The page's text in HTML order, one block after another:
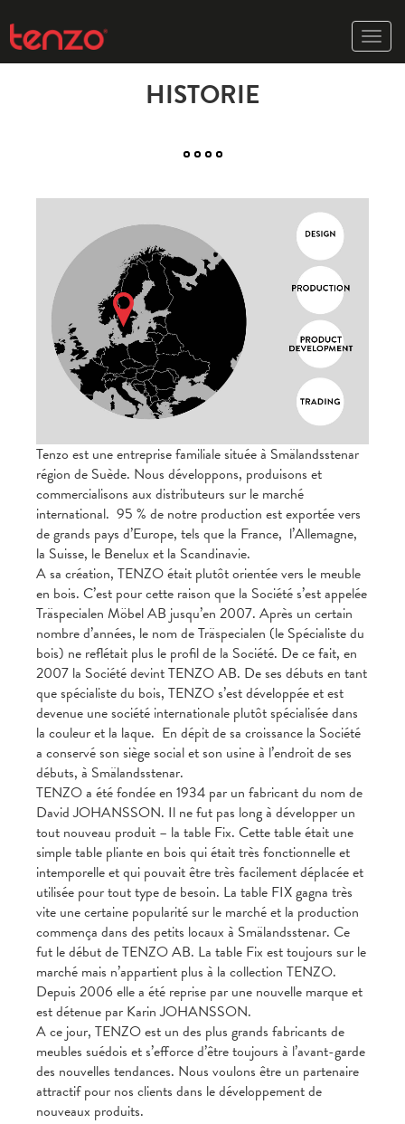
Toggle
HISTORIE
Tenzo est une entreprise familiale située à Smälandsstenar
région de Suède. Nous développons, produisons et
commercialisons aux distributeurs sur le marché
international. 95 % de notre production est exportée vers
de grands pays d’Europe, tels que la France, l’Allemagne,
la Suisse, le Benelux et la Scandinavie.
A sa création, TENZO était plutôt orientée vers le meuble
en bois. C’est pour cette raison que la Société s’est appelée
Träspecialen Möbel AB jusqu’en 2007. Après un certain
nombre d’années, le nom de Träspecialen (le Spécialiste du
bois) ne reflétait plus le profil de la Société. De ce fait, en
2007 la Société devint TENZO AB. De ses débuts en tant
que spécialiste du bois, TENZO s’est développée et est
devenue une société internationale plutôt spécialisée dans
la couleur et la laque. En dépit de sa croissance la Société
a conservé son siège social et son usine à l’endroit de ses
débuts, à Smälandsstenar.
TENZO a été fondée en 1934 par un fabricant du nom de
David JOHANSSON. Il ne fut pas long à développer un
tout nouveau produit – la table Fix. Cette table était une
simple table pliante en bois qui était très fonctionnelle et
intemporelle et qui pouvait être très facilement déplacée et
utilisée pour tout type de besoin. La table FIX gagna très
vite une certaine popularité sur le marché et la production
commença dans des petits locaux à Smälandsstenar. Ce
fut le début de TENZO AB. La table Fix est toujours sur le
marché mais n’appartient plus à la collection TENZO.
Depuis 2006 elle a été reprise par une nouvelle marque et
est détenue par Karin JOHANSSON.
A ce jour, TENZO est un des plus grands fabricants de
meubles suédois et s’efforce d’être toujours à l’avant-garde
des nouvelles tendances. Nous voulons être un partenaire
attractif pour nos clients dans le développement de
nouveaux produits.